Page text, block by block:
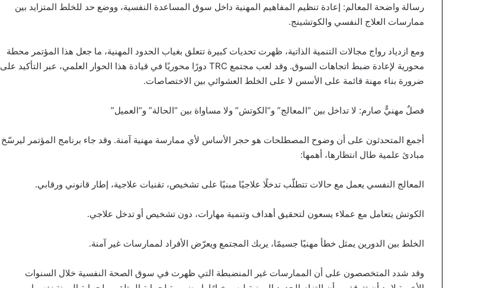
رسالة واضحة المعالم: إعادة تنظيم المفاهيم المهنية داخل سوق المساعدة النفسية، ووضع حد للخلط المتزايد بين
ممارسات العلاج النفسي والكوتشينج.
ومع ازدياد رواج مجالات التنمية الذاتية، ظهرت تحديات كبيرة تتعلق بغياب الحدود المهنية، ما جعل هذا المؤتمر محطة
محورية لإعادة ضبط اتجاهات السوق. وقد لعب مجتمع TRC دورًا محوريًا في قيادة هذا الحوار العلمي، عبر التأكيد على
ضرورة بناء مهنة قائمة على الأسس لا على الخلط العشوائي بين الاختصاصات.
فصلٌ مهنيٌّ صارم: لا تداخل بين “المعالج” و“الكوتش” ولا مساواة بين “الحالة” و“العميل”
أجمع المتحدثون على أن وضوح المصطلحات هو حجر الأساس لأي ممارسة مهنية آمنة. وقد جاء برنامج المؤتمر ليرسّخ
مبادئ علمية طال انتظارها، أهمها:
المعالج النفسي يعمل مع حالات تتطلّب تدخلًا علاجيًا مبنيًا على تشخيص، تقنيات علاجية، إطار قانوني ورقابي.
الكوتش يتعامل مع عملاء يسعون لتحقيق أهداف وتنمية مهارات، دون تشخيص أو تدخل علاجي.
الخلط بين الدورين يمثل خطأ مهنيًا جسيمًا، يربك المجتمع ويعرّض الأفراد لممارسات غير آمنة.
وقد شدد المتخصصون على أن الممارسات غير المنضبطة التي ظهرت في سوق الصحة النفسية خلال السنوات